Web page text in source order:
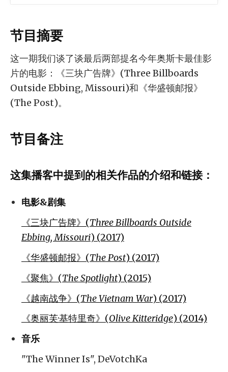
节目摘要
这一期我们谈了谈最后两部提名今年奥斯卡最佳影
片的电影：《三块广告牌》(Three Billboards
Outside Ebbing, Missouri)和《华盛顿邮报》
(The Post)。
节目备注
这集播客中提到的相关作品的介绍和链接：
电影&剧集
《三块广告牌》(Three Billboards Outside
Ebbing, Missouri) (2017)
《华盛顿邮报》(The Post) (2017)
《聚焦》(The Spotlight) (2015)
《越南战争》(The Vietnam War) (2017)
《奥丽芙·基特里奇》(Olive Kitteridge) (2014)
音乐
"The Winner Is", DeVotchKa